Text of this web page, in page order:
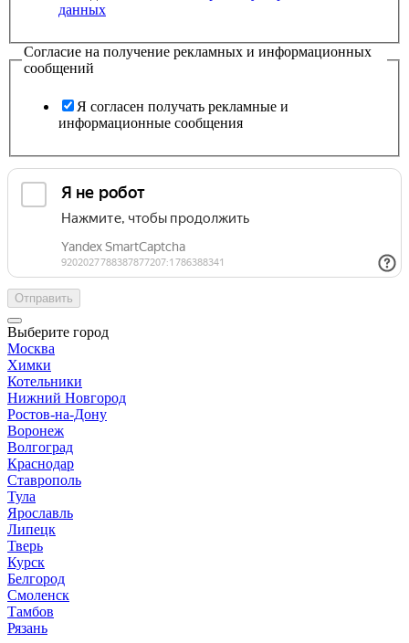
данных
Согласие на получение рекламных и информационных
сообщений
Я согласен получать рекламные и
информационные сообщения
Отправить
Выберите город
Москва
Химки
Котельники
Нижний Новгород
Ростов-на-Дону
Воронеж
Волгоград
Краснодар
Ставрополь
Тула
Ярославль
Липецк
Тверь
Курск
Белгород
Смоленск
Тамбов
Рязань